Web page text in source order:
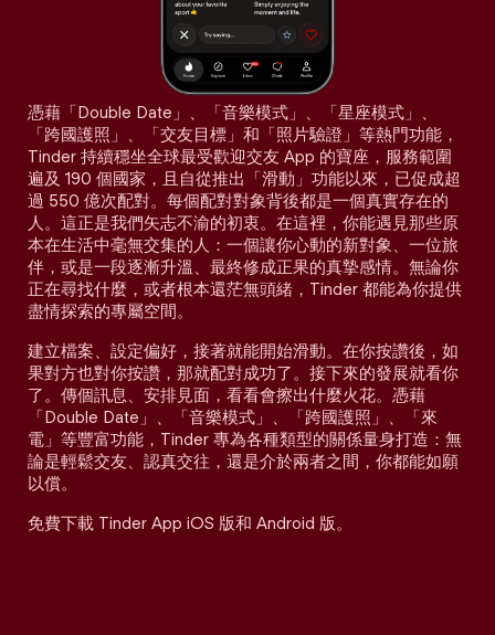
憑藉「Double Date」、「音樂模式」、「星座模式」、
「跨國護照」、「交友目標」和「照片驗證」等熱門功能，
Tinder 持續穩坐全球最受歡迎交友 App 的寶座，服務範圍
遍及 190 個國家，且自從推出「滑動」功能以來，已促成超
過 550 億次配對。每個配對對象背後都是一個真實存在的
人。這正是我們矢志不渝的初衷。在這裡，你能遇見那些原
本在生活中毫無交集的人：一個讓你心動的新對象、一位旅
伴，或是一段逐漸升溫、最終修成正果的真摯感情。無論你
正在尋找什麼，或者根本還茫無頭緒，Tinder 都能為你提供
盡情探索的專屬空間。
建立檔案、設定偏好，接著就能開始滑動。在你按讚後，如
果對方也對你按讚，那就配對成功了。接下來的發展就看你
了。傳個訊息、安排見面，看看會擦出什麼火花。憑藉
「Double Date」、「音樂模式」、「跨國護照」、「來
電」等豐富功能，Tinder 專為各種類型的關係量身打造：無
論是輕鬆交友、認真交往，還是介於兩者之間，你都能如願
以償。
免費下載 Tinder App iOS 版和 Android 版。